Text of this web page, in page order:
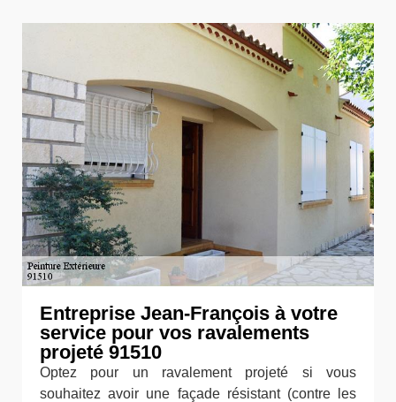
Entreprise Jean-François à votre
service pour vos ravalements
projeté 91510
Optez pour un ravalement projeté si vous
souhaitez avoir une façade résistant (contre les